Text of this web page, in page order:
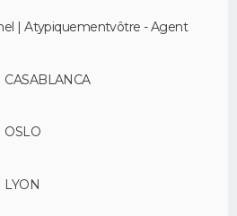
| Atypiquementvôtre - Agent
OSLO
LYON